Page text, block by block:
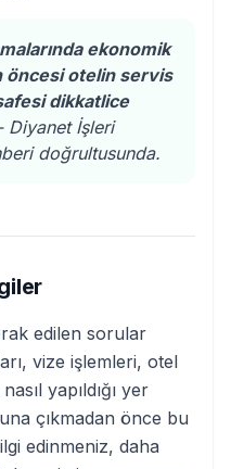
ekonomik
otelin servis
dikkatlice
İşleri
doğrultusunda.
edilen sorular
vize işlemleri, otel
yapıldığı yer
çıkmadan önce bu
edinmeniz, daha